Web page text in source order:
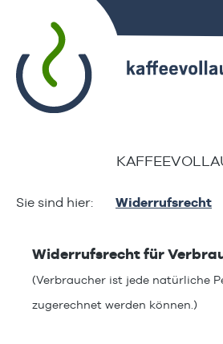
Zur
Widerrufsrecht
Widerrufsrecht für
(Verbraucher ist jede natürliche
zugerechnet werden können.)